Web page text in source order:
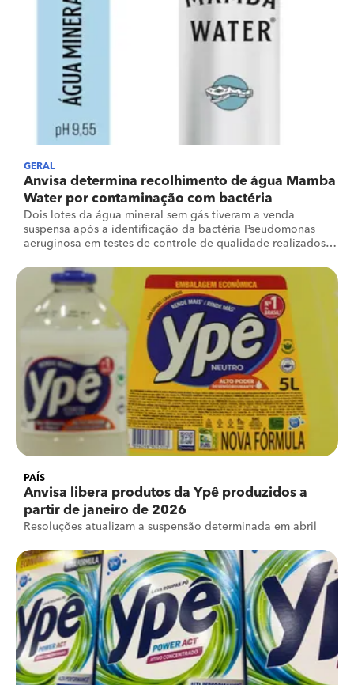
GERAL
Anvisa determina recolhimento de água Mamba
Water por contaminação com bactéria
Dois lotes da água mineral sem gás tiveram a venda
suspensa após a identificação da bactéria Pseudomonas
aeruginosa em testes de controle de qualidade realizados
PAÍS
Anvisa libera produtos da Ypê produzidos a
partir de janeiro de 2026
Resoluções atualizam a suspensão determinada em abril